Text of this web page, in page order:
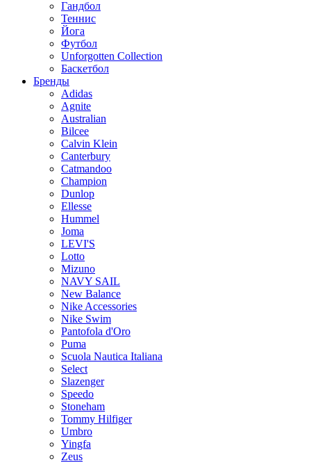
Гандбол
Теннис
Йога
Футбол
Unforgotten Collection
Баскетбол
Бренды
Adidas
Agnite
Australian
Bilcee
Calvin Klein
Canterbury
Catmandoo
Champion
Dunlop
Ellesse
Hummel
Joma
LEVI'S
Lotto
Mizuno
NAVY SAIL
New Balance
Nike Accessories
Nike Swim
Pantofola d'Oro
Puma
Scuola Nautica Italiana
Select
Slazenger
Speedo
Stoneham
Tommy Hilfiger
Umbro
Yingfa
Zeus